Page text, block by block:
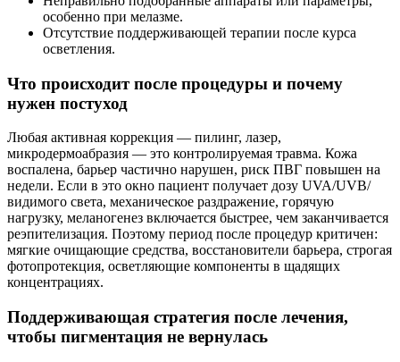
особенно при мелазме.
Отсутствие поддерживающей терапии после курса
осветления.
Что происходит после процедуры и почему
нужен постуход
Любая активная коррекция — пилинг, лазер,
микродермоабразия — это контролируемая травма. Кожа
воспалена, барьер частично нарушен, риск ПВГ повышен на
недели. Если в это окно пациент получает дозу UVA/UVB/
видимого света, механическое раздражение, горячую
нагрузку, меланогенез включается быстрее, чем заканчивается
реэпителизация. Поэтому период после процедур критичен:
мягкие очищающие средства, восстановители барьера, строгая
фотопротекция, осветляющие компоненты в щадящих
концентрациях.
Поддерживающая стратегия после лечения,
чтобы пигментация не вернулась